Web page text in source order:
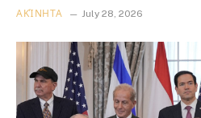
ΑΚΊΝΗΤΑ July 28, 2026